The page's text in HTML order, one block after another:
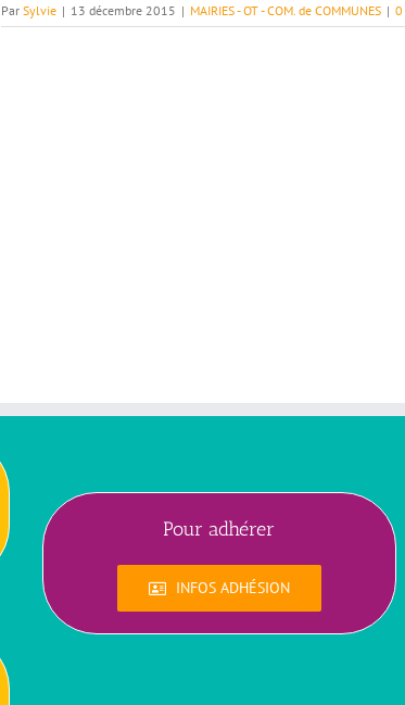
ParSylvie | 13 décembre 2015 | MAIRIES - OT - COM. de COMMUNES | 0
Pour adhérer
INFOS ADHÉSION